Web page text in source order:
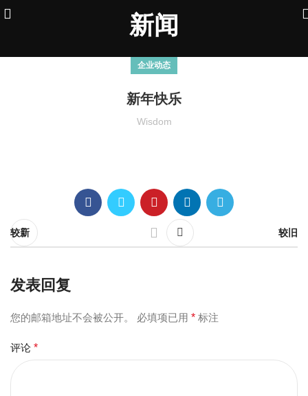
新闻
企业动态
新年快乐
Wisdom
较新 较旧
发表回复
您的邮箱地址不会被公开。 必填项已用 * 标注
评论 *